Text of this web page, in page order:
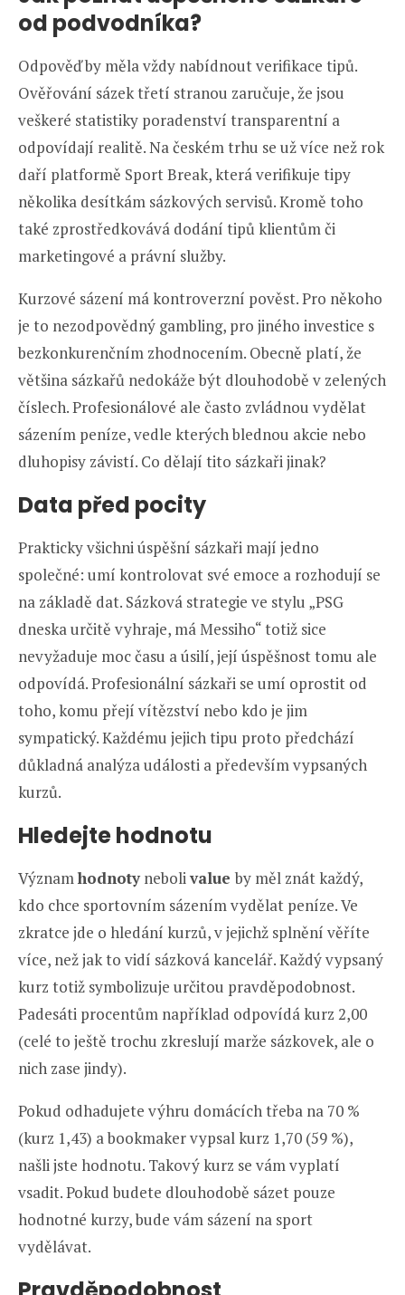
od podvodníka?
Odpověď by měla vždy nabídnout verifikace tipů.
Ověřování sázek třetí stranou zaručuje, že jsou
veškeré statistiky poradenství transparentní a
odpovídají realitě. Na českém trhu se už více než rok
daří platformě Sport Break, která verifikuje tipy
několika desítkám sázkových servisů. Kromě toho
také zprostředkovává dodání tipů klientům či
marketingové a právní služby.
Kurzové sázení má kontroverzní pověst. Pro někoho
je to nezodpovědný gambling, pro jiného investice s
bezkonkurenčním zhodnocením. Obecně platí, že
většina sázkařů nedokáže být dlouhodobě v zelených
číslech. Profesionálové ale často zvládnou vydělat
sázením peníze, vedle kterých blednou akcie nebo
dluhopisy závistí. Co dělají tito sázkaři jinak?
Data před pocity
Prakticky všichni úspěšní sázkaři mají jedno
společné: umí kontrolovat své emoce a rozhodují se
na základě dat. Sázková strategie ve stylu „PSG
dneska určitě vyhraje, má Messiho“ totiž sice
nevyžaduje moc času a úsilí, její úspěšnost tomu ale
odpovídá. Profesionální sázkaři se umí oprostit od
toho, komu přejí vítězství nebo kdo je jim
sympatický. Každému jejich tipu proto předchází
důkladná analýza události a především vypsaných
kurzů.
Hledejte hodnotu
Významhodnotynebolivalue by měl znát každý,
kdo chce sportovním sázením vydělat peníze. Ve
zkratce jde o hledání kurzů, v jejichž splnění věříte
více, než jak to vidí sázková kancelář. Každý vypsaný
kurz totiž symbolizuje určitou pravděpodobnost.
Padesáti procentům například odpovídá kurz 2,00
(celé to ještě trochu zkreslují marže sázkovek, ale o
nich zase jindy).
Pokud odhadujete výhru domácích třeba na 70 %
(kurz 1,43) a bookmaker vypsal kurz 1,70 (59 %),
našli jste hodnotu. Takový kurz se vám vyplatí
vsadit. Pokud budete dlouhodobě sázet pouze
hodnotné kurzy, bude vám sázení na sport
vydělávat.